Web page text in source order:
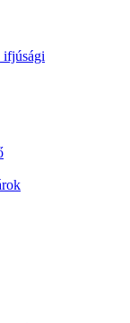
ifjúsági